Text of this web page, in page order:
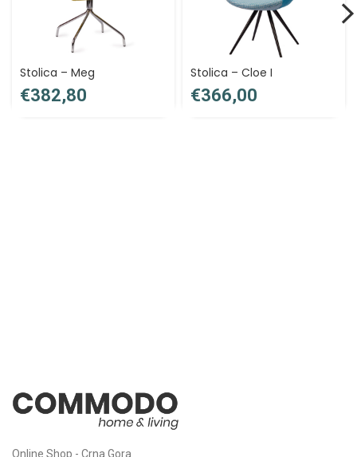
Stolica – Meg
€
Stolica – Cloe I
€
Online Shop - Crna Gora